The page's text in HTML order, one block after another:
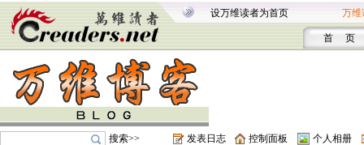
设万维读者为首页 万维
首 页
搜索>> 发表日志 控制面板 个人相册